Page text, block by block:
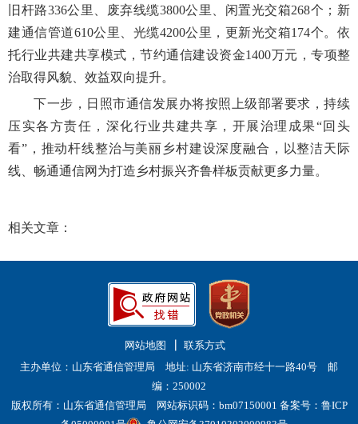
旧杆路336公里、废弃线缆3800公里、闲置光交箱268个；新
建通信管道610公里、光缆4200公里，更新光交箱174个。依
托行业共建共享模式，节约通信建设资金1400万元，专项整
治取得风貌、效益双向提升。
下一步，日照市通信发展办将按照上级部署要求，持续
压实各方责任，深化行业共建共享，开展治理成果“回头
看”，推动杆线整治与美丽乡村建设深度融合，以整洁天际
线、畅通通信网为打造乡村振兴齐鲁样板贡献更多力量。
相关文章：
网站地图
联系方式
主办单位：山东省通信管理局 地址: 山东省济南市经十一路40号 邮
编：250002
版权所有：山东省通信管理局 网站标识码：bm07150001 备案号：鲁ICP